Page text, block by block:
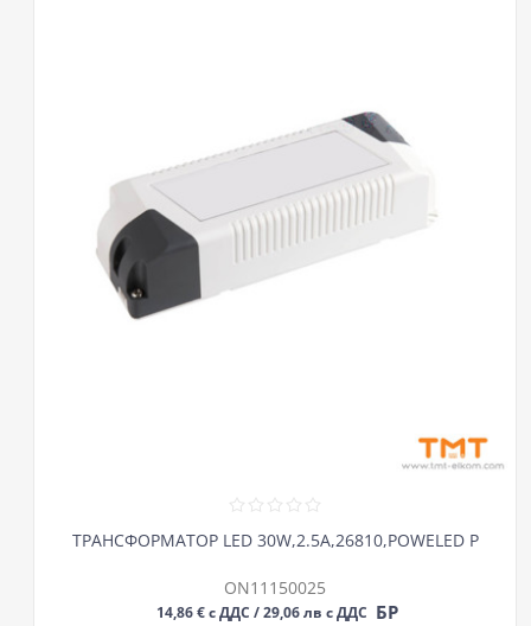
ТРАНСФОРМАТОР LED 30W,2.5A,26810,POWELED P
ON11150025
14,86 € с ДДС / 29,06 лв с ДДС БР